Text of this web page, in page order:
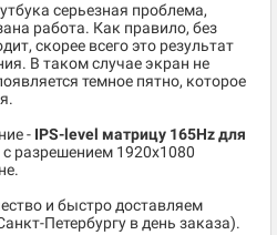
серьезная проблема,
работа. Как правило, без
скорее всего это результат
В таком случае экран не
темное пятно, которое
- IPS-level матрицу 165Hz для
c разрешением 1920x1080
и быстро доставляем
Петербургу в день заказа).